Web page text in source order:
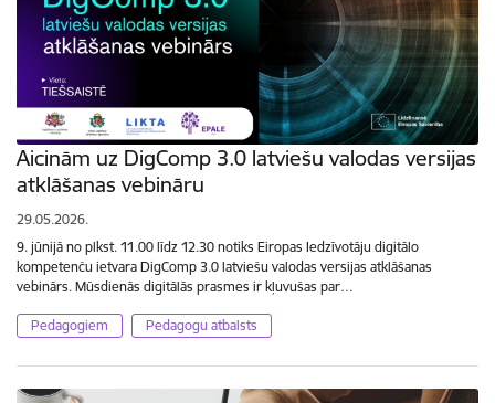
Aicinām uz DigComp 3.0 latviešu valodas versijas
atklāšanas vebināru
29.05.2026.
9. jūnijā no plkst. 11.00 līdz 12.30 notiks Eiropas Iedzīvotāju digitālo
kompetenču ietvara DigComp 3.0 latviešu valodas versijas atklāšanas
vebinārs. Mūsdienās digitālās prasmes ir kļuvušas par…
Pedagogiem Pedagogu atbalsts